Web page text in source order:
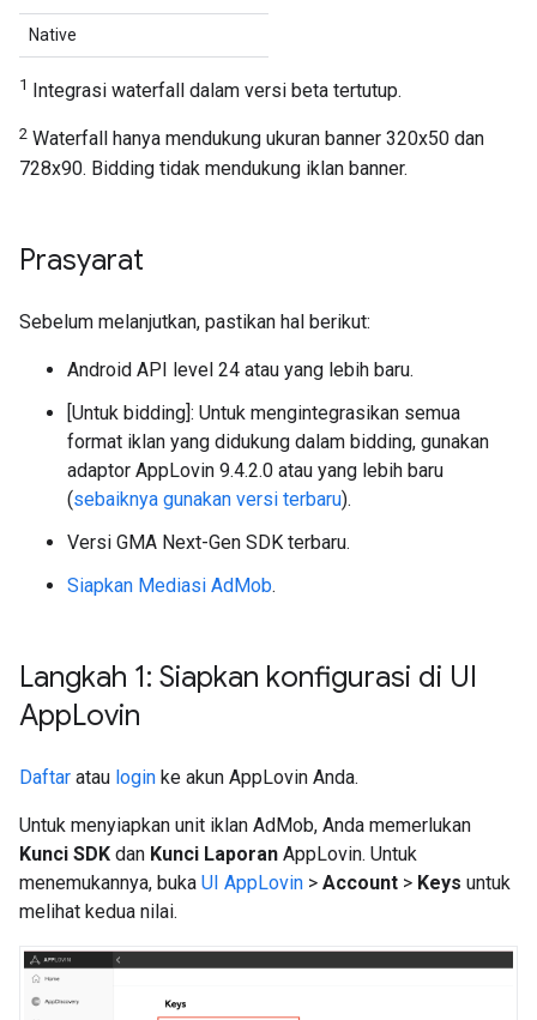
Native
1 Integrasi waterfall dalam versi beta tertutup.
2 Waterfall hanya mendukung ukuran banner 320x50 dan
728x90. Bidding tidak mendukung iklan banner.
Prasyarat
Sebelum melanjutkan, pastikan hal berikut:
Android API level 24 atau yang lebih baru.
[Untuk bidding]: Untuk mengintegrasikan semua
format iklan yang didukung dalam bidding, gunakan
adaptor AppLovin 9.4.2.0 atau yang lebih baru
(sebaiknya gunakan versi terbaru).
Versi GMA Next-Gen SDK terbaru.
Siapkan Mediasi AdMob.
Langkah 1: Siapkan konfigurasi di UI
AppLovin
Daftar atau login ke akun AppLovin Anda.
Untuk menyiapkan unit iklan AdMob, Anda memerlukan
Kunci SDK dan Kunci Laporan AppLovin. Untuk
menemukannya, buka UI AppLovin > Account > Keys untuk
melihat kedua nilai.